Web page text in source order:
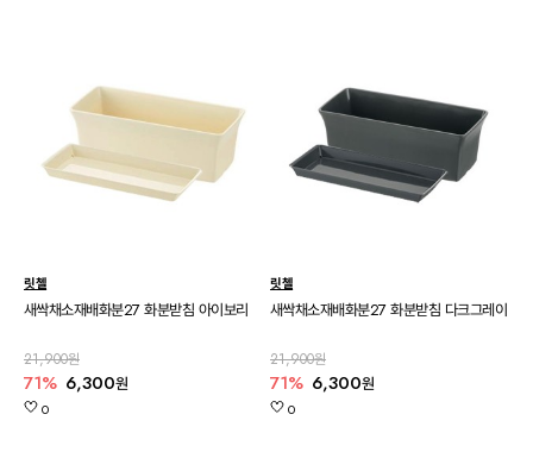
릿첼
새싹채소재배화분27 화분받침 아이보리
21,900원
71% 6,300원
0
릿첼
새싹채소재배화분27 화분받침 다크그레이
21,900원
71% 6,300원
0